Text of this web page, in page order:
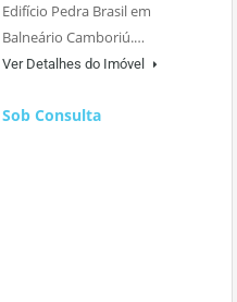
Edifício Pedra Brasil em
Balneário Camboriú.…
Ver Detalhes do Imóvel
Sob Consulta